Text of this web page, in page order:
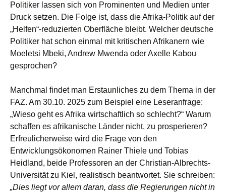
Politiker lassen sich von Prominenten und Medien unter
Druck setzen. Die Folge ist, dass die Afrika-Politik auf der
„Helfen“-reduzierten Oberfläche bleibt. Welcher deutsche
Politiker hat schon einmal mit kritischen Afrikanern wie
Moeletsi Mbeki, Andrew Mwenda oder Axelle Kabou
gesprochen?
Manchmal findet man Erstaunliches zu dem Thema in der
FAZ. Am 30.10. 2025 zum Beispiel eine Leseranfrage:
„Wieso geht es Afrika wirtschaftlich so schlecht?“ Warum
schaffen es afrikanische Länder nicht, zu prosperieren?
Erfreulicherweise wird die Frage von den
Entwicklungsökonomen Rainer Thiele und Tobias
Heidland, beide Professoren an der Christian-Albrechts-
Universität zu Kiel, realistisch beantwortet. Sie schreiben:
„Dies liegt vor allem daran, dass die Regierungen nicht in